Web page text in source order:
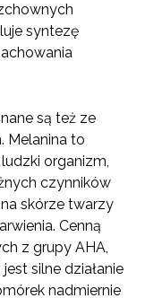
syntezę
są też ze
Melanina to
organizm,
czynników
skórze twarzy
Cenną
z grupy AHA,
silne działanie
nadmiernie